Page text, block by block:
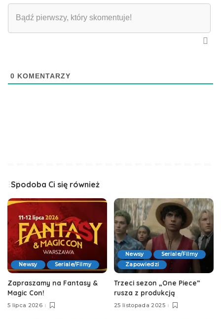
0 KOMENTARZY
Spodoba Ci się również
Newsy Seriale/Filmy
Zapraszamy na Fantasy &
Magic Con!
5 lipca 2026
Newsy
Seriale/Filmy
Zapowiedzi
Trzeci sezon „One Piece”
rusza z produkcją
25 listopada 2025